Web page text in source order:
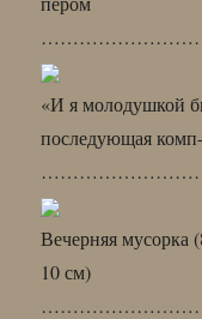
«И я молодушкой
последующая
Вечерняя мусорка
10 см)